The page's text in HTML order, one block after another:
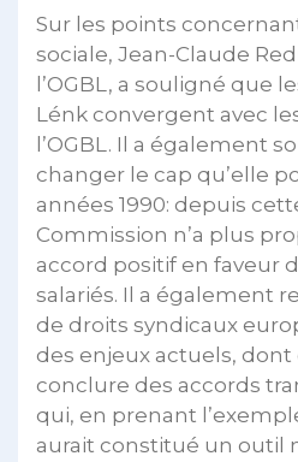
Sur les points
sociale, Jean-Claude
l’OGBL, a souligné que
Lénk convergent avec
l’OGBL. Il a également
changer le cap qu’elle
années 1990: depuis
Commission n’a plus
accord positif en faveur
salariés. Il a également
de droits syndicaux
des enjeux actuels,
conclure des accords
qui, en prenant
aurait constitué un outil